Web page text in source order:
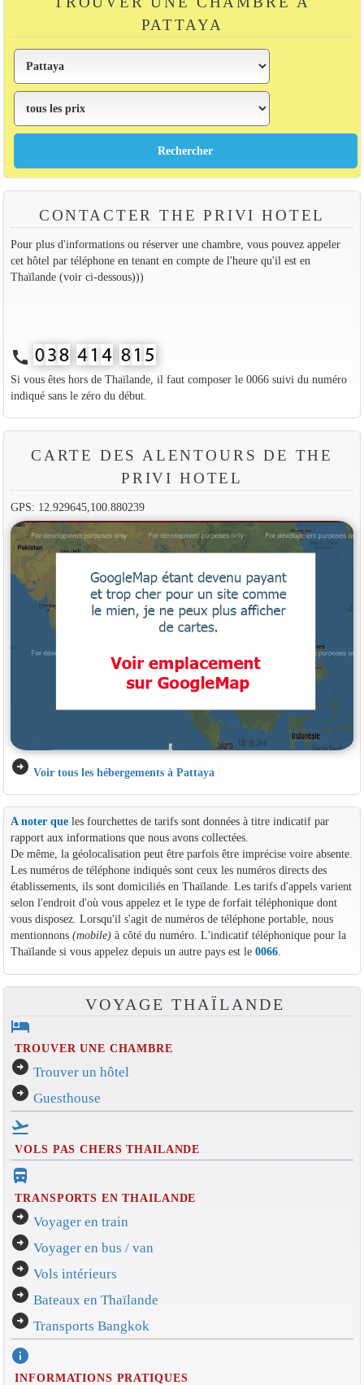
PATTAYA
CONTACTER THE PRIVI HOTEL
Pour plus d'informations ou réserver une chambre, vous pouvez appeler
cet hôtel par téléphone en tenant en compte de l'heure qu'il est en
Thaïlande (voir ci-dessous)))
call
Si vous êtes hors de Thaïlande, il faut composer le 0066 suivi du numéro
indiqué sans le zéro du début.
CARTE DES ALENTOURS DE THE
PRIVI HOTEL
GPS: 12.929645,100.880239
arrow_circle_right Voir tous les hébergements à Pattaya
A noter queles fourchettes de tarifs sont données à titre indicatif par
rapport aux informations que nous avons collectées.
De même, la géolocalisation peut être parfois être imprécise voire absente.
Les numéros de téléphone indiqués sont ceux les numéros directs des
établissements, ils sont domiciliés en Thaïlande. Les tarifs d'appels varient
selon l'endroit d'où vous appelez et le type de forfait téléphonique dont
vous disposez. Lorsqu'il s'agit de numéros de téléphone portable, nous
mentionnons (mobile)à côté du numéro. L'indicatif téléphonique pour la
Thaïlande si vous appelez depuis un autre pays est le 0066.
VOYAGE THAÏLANDE
hotel
TROUVER UNE CHAMBRE
arrow_circle_right Trouver un hôtel
arrow_circle_right Guesthouse
flight_takeoff
VOLS PAS CHERS THAILANDE
directions_bus_filled
TRANSPORTS EN THAILANDE
arrow_circle_right Voyager en train
arrow_circle_right Voyager en bus / van
arrow_circle_right Vols intérieurs
arrow_circle_right Bateaux en Thaïlande
arrow_circle_right Transports Bangkok
info
INFORMATIONS PRATIQUES